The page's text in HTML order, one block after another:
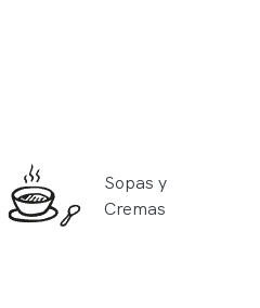
Sopas y
Cremas